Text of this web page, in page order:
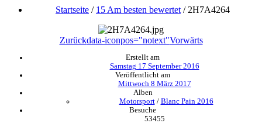
Startseite / 15 Am besten bewertet / 2H7A4264
Zurückdata-iconpos="notext"Vorwärts
Erstellt am
Samstag 17 September 2016
Veröffentlicht am
Mittwoch 8 März 2017
Alben
Motorsport/ Blanc Pain 2016
Besuche
53455